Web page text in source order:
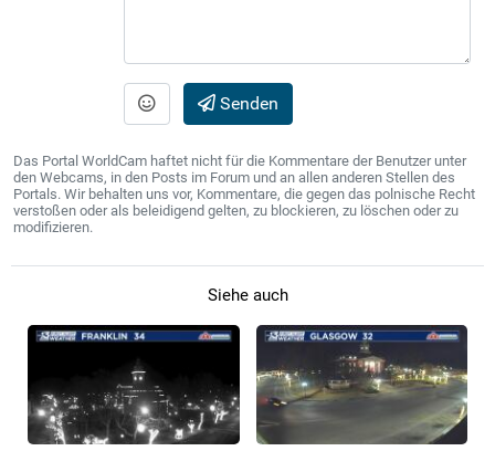
Senden
Das Portal WorldCam haftet nicht für die Kommentare der Benutzer unter
den Webcams, in den Posts im Forum und an allen anderen Stellen des
Portals. Wir behalten uns vor, Kommentare, die gegen das polnische Recht
verstoßen oder als beleidigend gelten, zu blockieren, zu löschen oder zu
modifizieren.
Siehe auch